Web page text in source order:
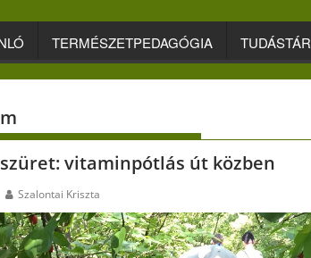
TERMÉSZETPEDAGÓGIA TUDÁSTÁR
vitaminpótlás út közben
Szalontai Kriszta